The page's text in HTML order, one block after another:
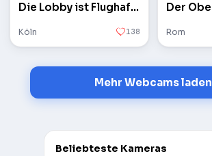
Die Lobby ist Flughafen Köln / Bonn
Köln 138 Rom
Mehr Webcams laden
Beliebteste Kameras